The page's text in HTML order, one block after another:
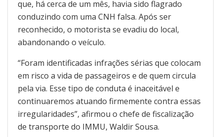
que, há cerca de um mês, havia sido flagrado
conduzindo com uma CNH falsa. Após ser
reconhecido, o motorista se evadiu do local,
abandonando o veículo.
“Foram identificadas infrações sérias que colocam
em risco a vida de passageiros e de quem circula
pela via. Esse tipo de conduta é inaceitável e
continuaremos atuando firmemente contra essas
irregularidades”, afirmou o chefe de fiscalização
de transporte do IMMU, Waldir Sousa.